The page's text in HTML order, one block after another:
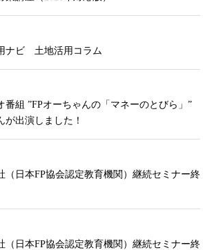
ナビ 土地活用コラム
番組 ”FPオーちゃんの「マネーのとびら」”
が出演しました！
（日本FP協会認定教育機関）継続セミナー終
（日本FP協会認定教育機関）継続セミナー終